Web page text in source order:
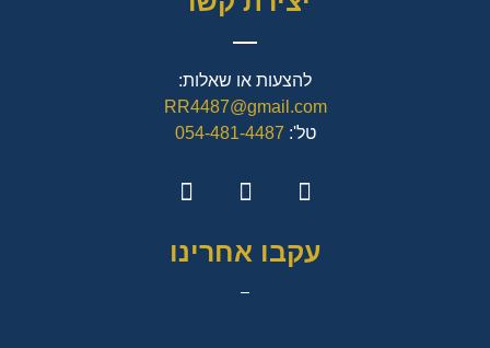
להצעות או שאלות:
RR4487@gmail.com
טל': 054-481-4487
עקבו אחרינו